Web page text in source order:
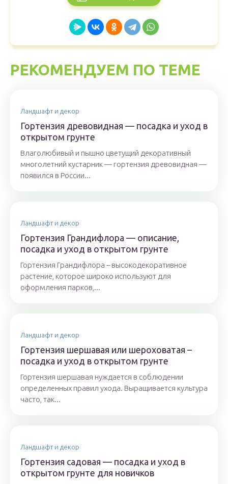
РЕКОМЕНДУЕМ ПО ТЕМЕ
Ландшафт и декор
Гортензия древовидная — посадка и уход в
открытом грунте
Влаголюбивый и пышно цветущий декоративный
многолетний кустарник — гортензия древовидная —
появился в России...
Ландшафт и декор
Гортензия Грандифлора — описание,
посадка и уход в открытом грунте
Гортензия Грандифлора – высокодекоративное
растение, которое широко используют для
оформления парков,...
Ландшафт и декор
Гортензия шершавая или шероховатая –
посадка и уход в открытом грунте
Гортензия шершавая нуждается в соблюдении
определенных правил ухода. Выращивается культура
часто, так...
Ландшафт и декор
Гортензия садовая — посадка и уход в
открытом грунте для новичков